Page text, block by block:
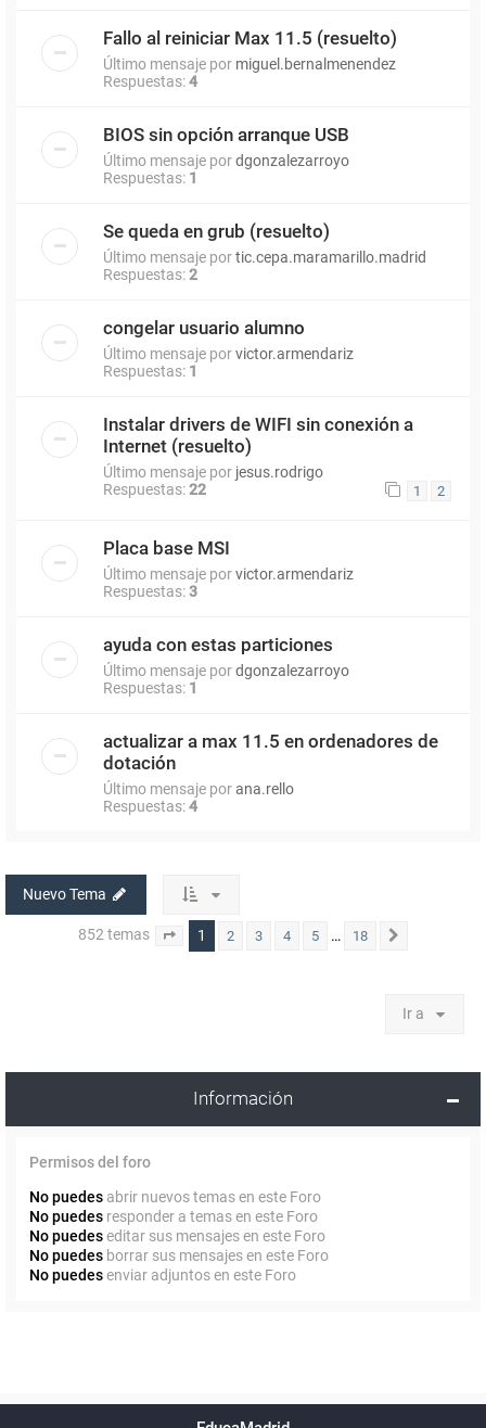
Fallo al reiniciar Max 11.5 (resuelto)
Último mensaje por miguel.bernalmenendez
Respuestas:4
BIOS sin opción arranque USB
Último mensaje pordgonzalezarroyo
Respuestas: 1
Se queda en grub (resuelto)
Último mensaje portic.cepa.maramarillo.madrid
Respuestas:2
congelar usuario alumno
Último mensaje porvictor.armendariz
Respuestas: 1
Instalar drivers de WIFI sin conexión a
Internet (resuelto)
Último mensaje por jesus.rodrigo
Respuestas:22 1 2
Placa base MSI
Último mensaje porvictor.armendariz
Respuestas:3
ayuda con estas particiones
Último mensaje pordgonzalezarroyo
Respuestas: 1
actualizar a max 11.5 en ordenadores de
dotación
Último mensaje porana.rello
Respuestas:4
Nuevo Tema
852 temas Página 1de 18
1 2 3 4 5 … 18
Ir a
Información
Permisos del foro
No puedes abrir nuevos temas en este Foro
No puedes responder a temas en este Foro
No puedeseditar sus mensajes en este Foro
No puedes borrar sus mensajes en este Foro
No puedesenviar adjuntos en este Foro